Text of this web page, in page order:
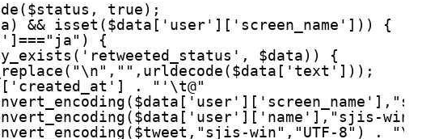
true);
&& isset($data['user']['screen_name'])) {
{
$data)) {
. "'\t@"
win","UTF-8") .